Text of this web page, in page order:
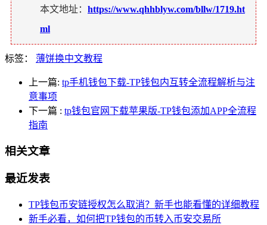
本文地址： https://www.qhhblyw.com/bllw/1719.ht
ml
标签： 薄饼换中文教程
上一篇: tp手机钱包下载-TP钱包内互转全流程解析与注
意事项
下一篇 : tp钱包官网下载苹果版-TP钱包添加APP全流程
指南
相关文章
最近发表
TP钱包币安链授权怎么取消？新手也能看懂的详细教程
新手必看，如何把TP钱包的币转入币安交易所